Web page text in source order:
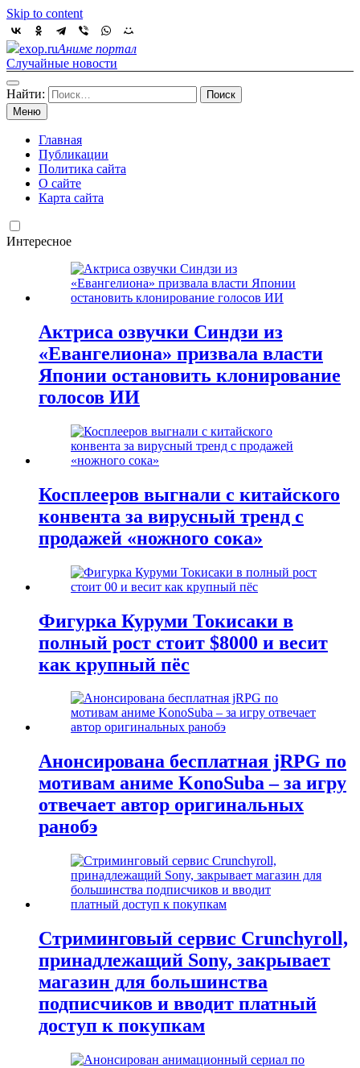
Skip to content
exop.ruАниме портал
Случайные новости
Найти:
Меню
Главная
Публикации
Политика сайта
О сайте
Карта сайта
Интересное
Актриса озвучки Синдзи из
«Евангелиона» призвала власти
Японии остановить клонирование
голосов ИИ
Косплееров выгнали с китайского
конвента за вирусный тренд с
продажей «ножного сока»
Фигурка Куруми Токисаки в
полный рост стоит $8000 и весит
как крупный пёс
Анонсирована бесплатная jRPG по
мотивам аниме KonoSuba – за игру
отвечает автор оригинальных
ранобэ
Стриминговый сервис Crunchyroll,
принадлежащий Sony, закрывает
магазин для большинства
подписчиков и вводит платный
доступ к покупкам